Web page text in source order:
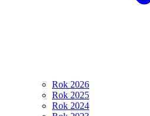
Rok 2026
Rok 2025
Rok 2024